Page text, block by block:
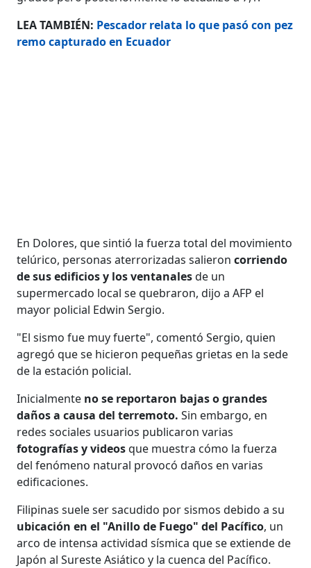
LEA TAMBIÉN: Pescador relata lo que pasó con pez
remo capturado en Ecuador
En Dolores, que sintió la fuerza total del movimiento
telúrico, personas aterrorizadas salieroncorriendo
de sus edificios y los ventanalesde un
supermercado local se quebraron, dijo a AFP el
mayor policial Edwin Sergio.
"El sismo fue muy fuerte", comentó Sergio, quien
agregó que se hicieron pequeñas grietas en la sede
de la estación policial.
Inicialmente no se reportaron bajas o grandes
daños a causa del terremoto.Sin embargo, en
redes sociales usuarios publicaron varias
fotografías y videosque muestra cómo la fuerza
del fenómeno natural provocó daños en varias
edificaciones.
Filipinas suele ser sacudido por sismos debido a su
ubicación en el "Anillo de Fuego" del Pacífico, un
arco de intensa actividad sísmica que se extiende de
Japón al Sureste Asiático y la cuenca del Pacífico.